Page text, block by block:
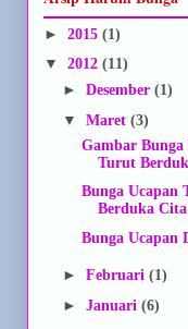
► 2015 (1)
▼ 2012 (11)
► Desember (1)
▼ Maret (3)
Gambar Bunga
Turut
Bunga Ucapan
Berduka Cita
Bunga Ucapan
► Februari (1)
► Januari (6)